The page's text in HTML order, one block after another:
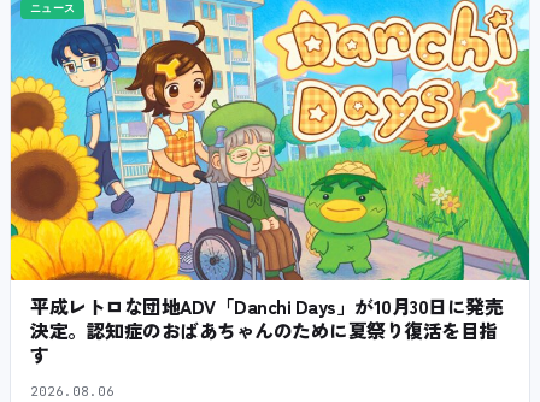
ニュース
平成レトロな団地ADV「Danchi Days」が10月30日に発売
決定。認知症のおばあちゃんのために夏祭り復活を目指
す
2026.08.06